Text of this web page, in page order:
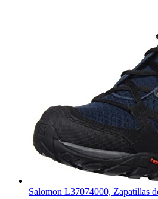
Salomon L37074000, Zapatillas